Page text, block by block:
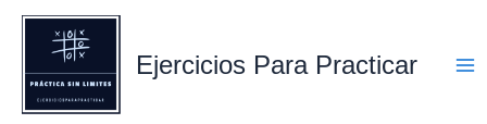
contenido
Ejercicios Para Practicar